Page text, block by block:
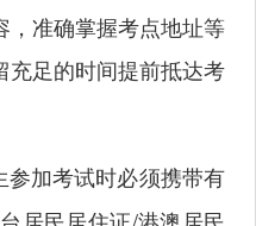
，准确掌握考点地址等
充足的时间提前抵达考
参加考试时必须携带有